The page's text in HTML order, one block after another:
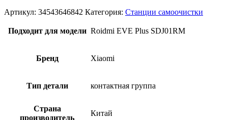
Артикул: 34543646842 Категория: Станции самоочистки
Подходит для модели Roidmi EVE Plus SDJ01RM
Бренд Xiaomi
Тип детали контактная группа
Страна
производитель
Китай